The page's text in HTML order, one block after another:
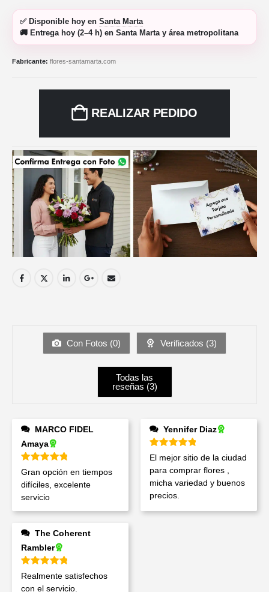
✅ Disponible hoy en Santa Marta
🚚 Entrega hoy (2–4 h) en Santa Marta y área metropolitana
Fabricante: flores-santamarta.com
REALIZAR PEDIDO
Con Fotos (0) Verificados (3)
Todas las
reseñas (3)
Amaya
Valorado en 5 de 5
Gran opción en tiempos
difíciles, excelente
servicio
Yennifer Diaz
Valorado en5de 5
El mejor sitio de la ciudad
para comprar flores ,
micha variedad y buenos
precios.
Rambler
Valorado en5de 5
Realmente satisfechos
con el servicio.